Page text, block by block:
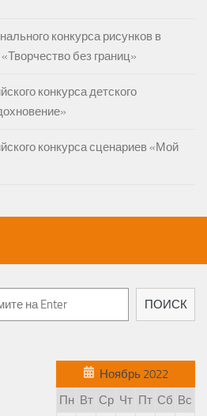
конкурса рисунков в
без границ»
конкурса детского
конкурса сценариев «Мой
ПОИСК
Ноябрь 2022
Пн Вт Ср Чт Пт Сб Вс